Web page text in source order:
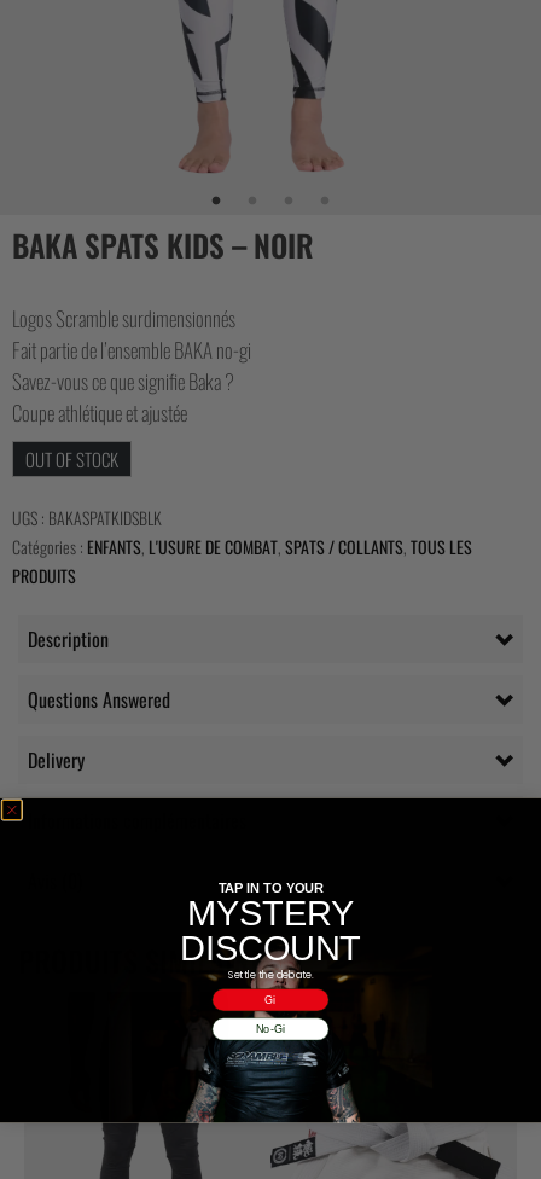
BAKA SPATS KIDS – NOIR
Logos Scramble surdimensionnés
Fait partie de l’ensemble BAKA no-gi
Savez-vous ce que signifie Baka ?
Coupe athlétique et ajustée
OUT OF STOCK
UGS : BAKASPATKIDSBLK
Catégories : ENFANTS, L'USURE DE COMBAT,SPATS / COLLANTS,TOUS LES
PRODUITS
Description
Questions Answered
Delivery
PRODUITS SIMILAIRES
TAP IN TO YOUR
MYSTERY
DISCOUNT
Settle the debate.
Gi
No-Gi